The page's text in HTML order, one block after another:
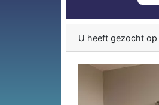
U heeft gezocht op